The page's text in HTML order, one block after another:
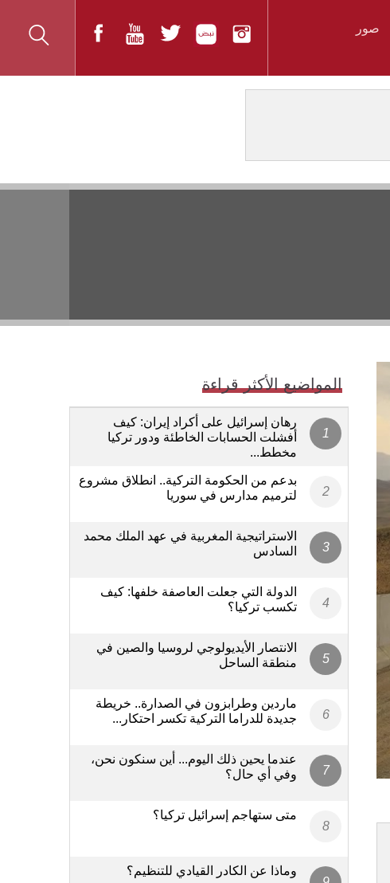
صور
المواضيع الأكثر قراءة
رهان إسرائيل على أكراد إيران: كيف
أفشلت الحسابات الخاطئة ودور تركيا
مخطط...
بدعم من الحكومة التركية.. انطلاق مشروع
لترميم مدارس في سوريا
الاستراتيجية المغربية في عهد الملك محمد
السادس
الدولة التي جعلت العاصفة خلفها: كيف
تكسب تركيا؟
الانتصار الأيديولوجي لروسيا والصين في
منطقة الساحل
ماردين وطرابزون في الصدارة.. خريطة
جديدة للدراما التركية تكسر احتكار...
عندما يحين ذلك اليوم... أين سنكون نحن،
وفي أي حال؟
متى ستهاجم إسرائيل تركيا؟
وماذا عن الكادر القيادي للتنظيم؟